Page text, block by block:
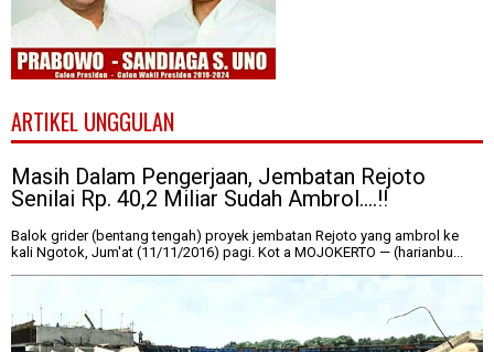
ARTIKEL UNGGULAN
Masih Dalam Pengerjaan, Jembatan Rejoto
Senilai Rp. 40,2 Miliar Sudah Ambrol....!!
Balok grider (bentang tengah) proyek jembatan Rejoto yang ambrol ke
kali Ngotok, Jum'at (11/11/2016) pagi. Kot a MOJOKERTO — (harianbu...